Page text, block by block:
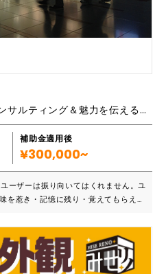
ホームページ制作＆Webコンサルティング＆魅力を伝える動画制作
補助金適用後
¥300,000~
ーザーは振り向いてはくれません。ユ
を惹き・記憶に残り・覚えてもらえま
WEBマーケティングを見据えたサイ
の魅力をストーリー仕立てに表現しま
イネージなど多数制作。中部国際空
んな方におすすめで